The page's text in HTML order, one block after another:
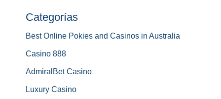
Categorías
Best Online Pokies and Casinos in Australia
Casino 888
AdmiralBet Casino
Luxury Casino